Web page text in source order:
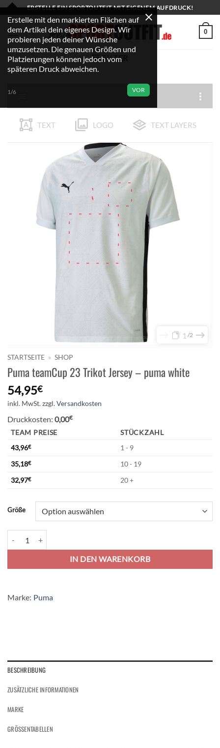
Zum
Inhalt
springen
ERSTELLE EIN SPORTOUTFIT MIT EIGENEM AUFDRUCK!
0
FILTER
TEXT LOGO TEXT LAYERS
1 2
STARTSEITE » SHOP
Puma teamCup 23 Trikot Jersey – puma white
54,95€
inkl. MwSt.zzgl.Versandkosten
Druckkosten: 0,00€
TEAM PREISE
STÜCKZAHL
43,96€
1 - 9
35,18€
10 - 19
32,97€ 20 +
Größe
IN DEN WARENKORB
Alternative:
Marke: Puma
BESCHREIBUNG
ZUSÄTZLICHE INFORMATIONEN
MARKE
GRÖSSENTABELLEN
Erstelle mit den markierten Flächen auf
dem Artikel dein eigenes Design. Wir
probieren jeden deiner Wünsche
umzusetzen. Die genauen Größen und
Platzierungen können jedoch vom
späteren Druck abweichen.
VOR
1/6